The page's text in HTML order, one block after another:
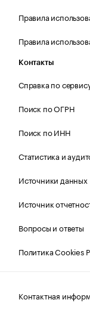
Правила
Правила
Контакты
Справка по
Поиск по ОГРН
Поиск по ИНН
Статистика и
Источники данных
Источник
Вопросы и ответы
Политика Cookies
Контактная